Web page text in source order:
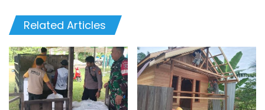
Related Articles